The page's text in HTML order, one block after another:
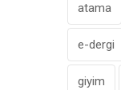
atama
e-dergi
giyim